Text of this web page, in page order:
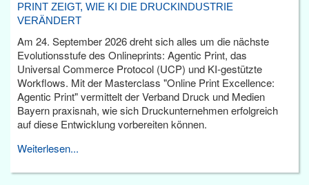
PRINT ZEIGT, WIE KI DIE DRUCKINDUSTRIE
VERÄNDERT
Am 24. September 2026 dreht sich alles um die nächste
Evolutionsstufe des Onlineprints: Agentic Print, das
Universal Commerce Protocol (UCP) und KI-gestützte
Workflows. Mit der Masterclass "Online Print Excellence:
Agentic Print" vermittelt der Verband Druck und Medien
Bayern praxisnah, wie sich Druckunternehmen erfolgreich
auf diese Entwicklung vorbereiten können.
Weiterlesen...